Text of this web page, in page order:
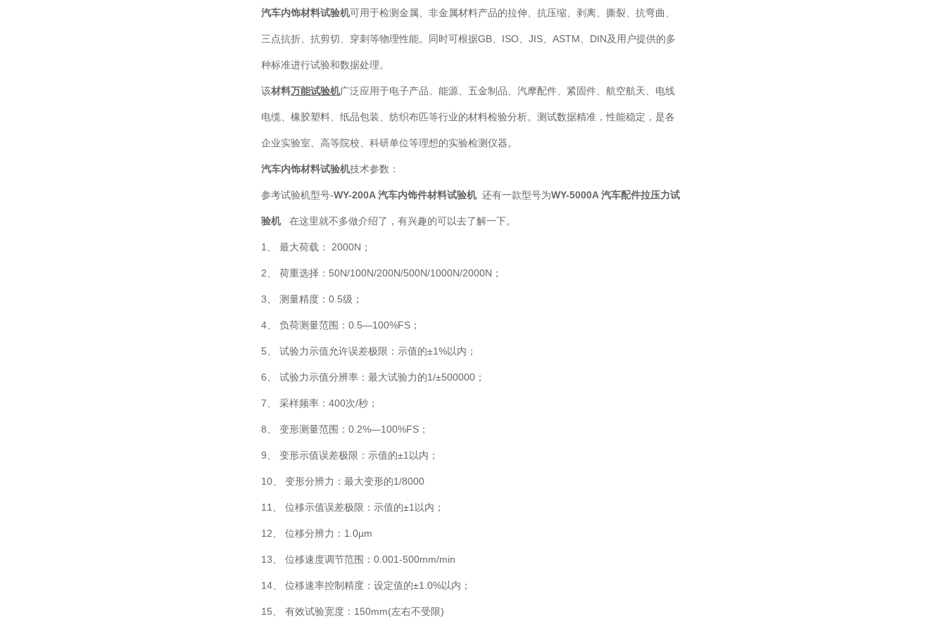
汽车内饰材料试验机可用于检测金属、非金属材料产品的拉伸、抗压缩、剥离、撕裂、抗弯曲、
三点抗折、抗剪切、穿刺等物理性能。同时可根据GB、ISO、JIS、ASTM、DIN及用户提供的多
种标准进行试验和数据处理。
该材料万能试验机广泛应用于电子产品、能源、五金制品、汽摩配件、紧固件、航空航天、电线
电缆、橡胶塑料、纸品包装、纺织布匹等行业的材料检验分析。测试数据精准，性能稳定，是各
企业实验室、高等院校、科研单位等理想的实验检测仪器。
汽车内饰材料试验机技术参数：
参考试验机型号-WY-200A 汽车内饰件材料试验机 还有一款型号为WY-5000A 汽车配件拉压力试
验机在这里就不多做介绍了，有兴趣的可以去了解一下。
1、 最大荷载： 2000N；
2、 荷重选择：50N/100N/200N/500N/1000N/2000N；
3、 测量精度：0.5级；
4、 负荷测量范围：0.5—100%FS；
5、 试验力示值允许误差极限：示值的±1%以内；
6、 试验力示值分辨率：最大试验力的1/±500000；
7、 采样频率：400次/秒；
8、 变形测量范围：0.2%—100%FS；
9、 变形示值误差极限：示值的±1以内；
10、 变形分辨力：最大变形的1/8000
11、 位移示值误差极限：示值的±1以内；
12、 位移分辨力：1.0µm
13、 位移速度调节范围：0.001-500mm/min
14、 位移速率控制精度：设定值的±1.0%以内；
15、 有效试验宽度：150mm(左右不受限)